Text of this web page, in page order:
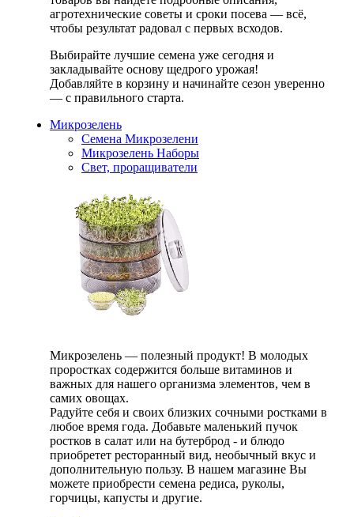
агротехнические советы и сроки посева — всё,
чтобы результат радовал с первых всходов.
Выбирайте лучшие семена уже сегодня и
закладывайте основу щедрого урожая!
Добавляйте в корзину и начинайте сезон уверенно
— с правильного старта.
Микрозелень
Семена Микрозелени
Микрозелень Наборы
Свет, проращиватели
Микрозелень — полезный продукт! В молодых
проростках содержится больше витаминов и
важных для нашего организма элементов, чем в
самих овощах.
Радуйте себя и своих близких сочными ростками в
любое время года. Добавьте маленький пучок
ростков в салат или на бутерброд - и блюдо
приобретет ресторанный вид, необычный вкус и
дополнительную пользу. В нашем магазине Вы
можете приобрести семена редиса, руколы,
горчицы, капусты и другие.